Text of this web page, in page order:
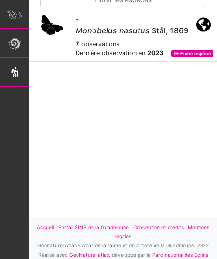
-
Monobelus nasutus Stål, 1869
7 observations
Dernière observation en 2023 Fiche espèce
Accueil Portail SINP de la Guadeloupe Conception et crédits
Mentions
légales
Geonature-Atlas - Atlas de la faune et de la flore de la Guadeloupe, 2022
Réalisé avec GeoNature-atlas, développé par le Parc national des Écrins